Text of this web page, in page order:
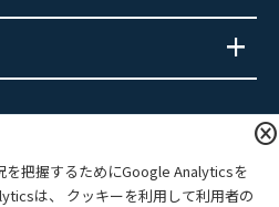
cancel
を把握するためにGoogle Analyticsを
は、 クッキーを利用して利用者の